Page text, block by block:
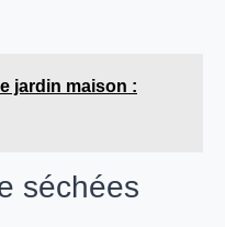
jardin maison :
séchées